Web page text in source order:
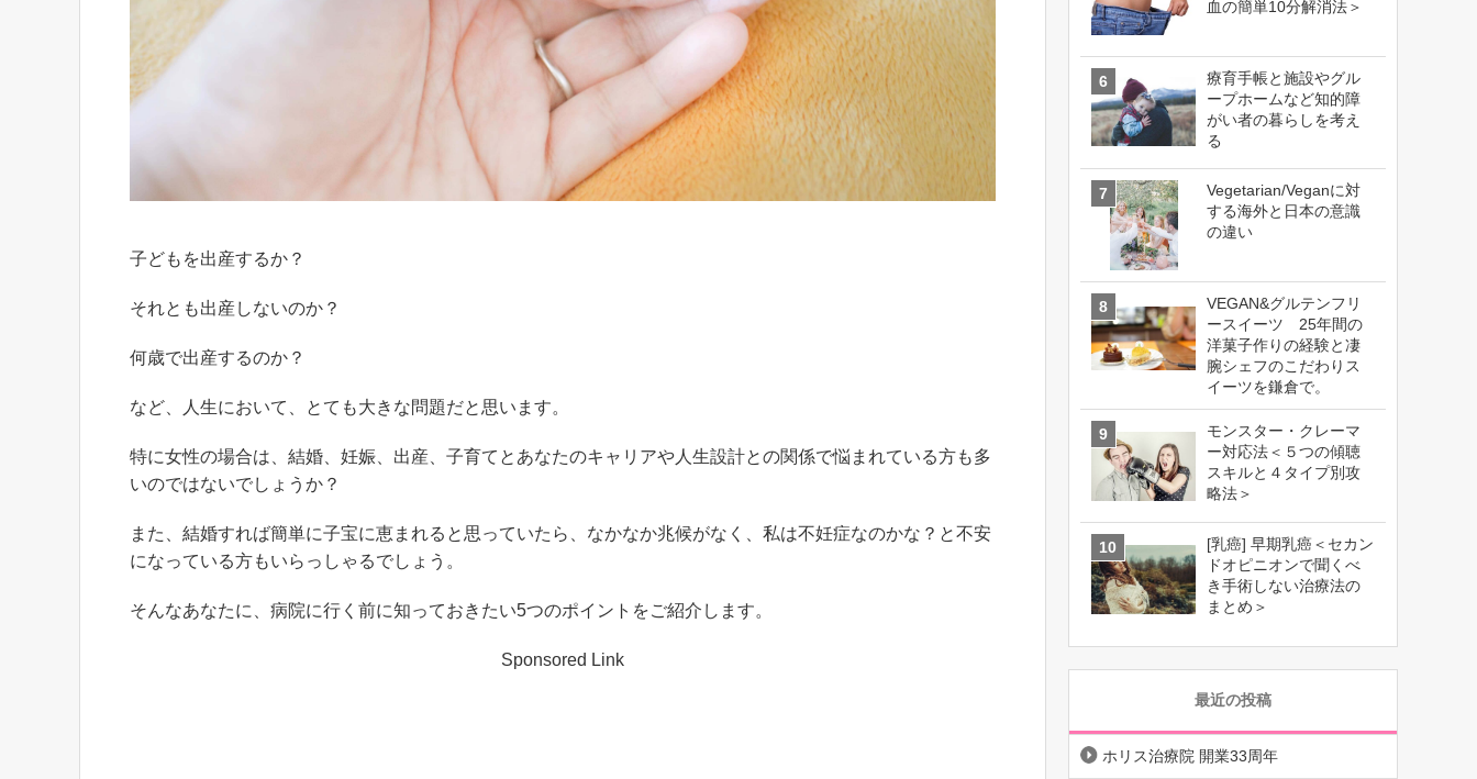
子どもを出産するか？
それとも出産しないのか？
何歳で出産するのか？
など、人生において、とても大きな問題だと思います。
特に女性の場合は、結婚、妊娠、出産、子育てとあなたのキャリアや人生設計との関係で悩まれている方も多
いのではないでしょうか？
また、結婚すれば簡単に子宝に恵まれると思っていたら、なかなか兆候がなく、私は不妊症なのかな？と不安
になっている方もいらっしゃるでしょう。
そんなあなたに、病院に行く前に知っておきたい5つのポイントをご紹介します。
Sponsored Link
血の簡単10分解消法＞
療育手帳と施設やグル
ープホームなど知的障
がい者の暮らしを考え
る
Vegetarian/Veganに対
する海外と日本の意識
の違い
VEGAN&グルテンフリ
ースイーツ 25年間の
洋菓子作りの経験と凄
腕シェフのこだわりス
イーツを鎌倉で。
モンスター・クレーマ
ー対応法＜５つの傾聴
スキルと４タイプ別攻
略法＞
[乳癌] 早期乳癌＜セカン
ドオピニオンで聞くべ
き手術しない治療法の
まとめ＞
最近の投稿
ホリス治療院 開業33周年